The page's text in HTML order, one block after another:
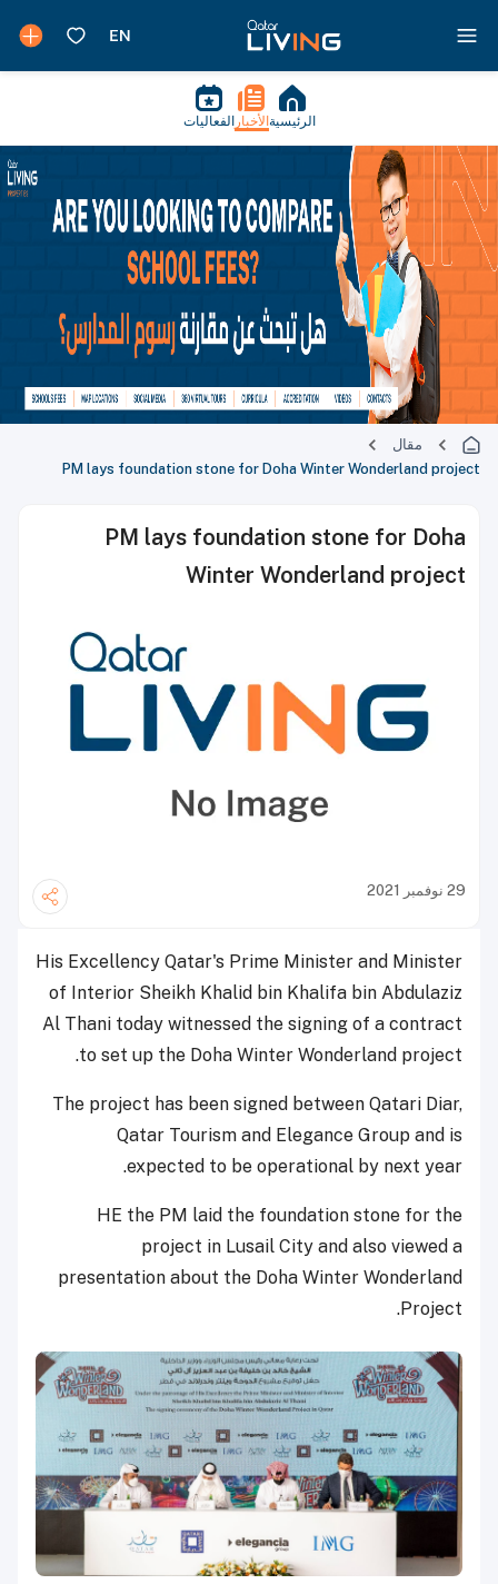
الرئيسية الأخبار الفعاليات
مقال
PM lays foundation stone for Doha Winter Wonderland project
PM lays foundation stone for Doha
Winter Wonderland project
29 نوفمبر 2021
His Excellency Qatar's Prime Minister and Minister
of Interior Sheikh Khalid bin Khalifa bin Abdulaziz
Al Thani today witnessed the signing of a contract
to set up the Doha Winter Wonderland project.
The project has been signed between Qatari Diar,
Qatar Tourism and Elegance Group and is
expected to be operational by next year.
HE the PM laid the foundation stone for the
project in Lusail City and also viewed a
presentation about the Doha Winter Wonderland
Project.